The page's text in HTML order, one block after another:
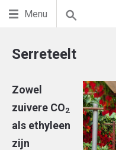
Menu
Serreteelt
Zowel
zuivere CO2
als ethyleen
zijn